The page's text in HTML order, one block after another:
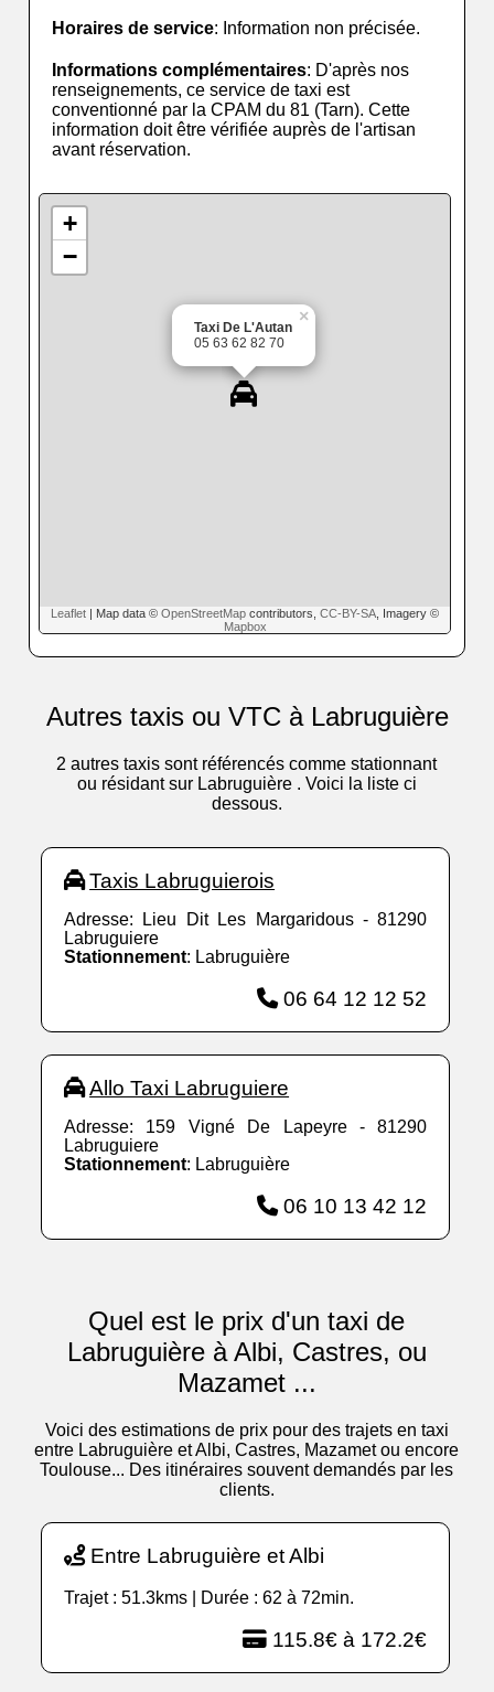
Horaires de service: Information non précisée.
Informations complémentaires: D'après nos
renseignements, ce service de taxi est
conventionné par la CPAM du 81 (Tarn). Cette
information doit être vérifiée auprès de l'artisan
avant réservation.
Taxi De L'Autan
05 63 62 82 70
×
+
−
Leaflet | Map data © OpenStreetMap contributors, CC-BY-SA , Imagery ©
Mapbox
Autres taxis ou VTC à Labruguière
2 autres taxis sont référencés comme stationnant
ou résidant sur Labruguière . Voici la liste ci
dessous.
Taxis Labruguierois
Adresse: Lieu Dit Les Margaridous - 81290
Labruguiere
Stationnement: Labruguière
06 64 12 12 52
Allo Taxi Labruguiere
Adresse: 159 Vigné De Lapeyre - 81290
Labruguiere
Stationnement: Labruguière
06 10 13 42 12
Quel est le prix d'un taxi de
Labruguière à Albi, Castres, ou
Mazamet ...
Voici des estimations de prix pour des trajets en taxi
entre Labruguière et Albi, Castres, Mazamet ou encore
Toulouse... Des itinéraires souvent demandés par les
clients.
Entre Labruguière et Albi
Trajet : 51.3kms | Durée : 62 à 72min.
115.8€ à 172.2€